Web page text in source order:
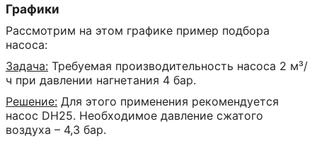
Графики
Рассмотрим на этом графике пример подбора
насоса:
Задача: Требуемая производительность насоса 2 м³/
ч при давлении нагнетания 4 бар.
Решение: Для этого применения рекомендуется
насос DH25. Необходимое давление сжатого
воздуха – 4,3 бар.